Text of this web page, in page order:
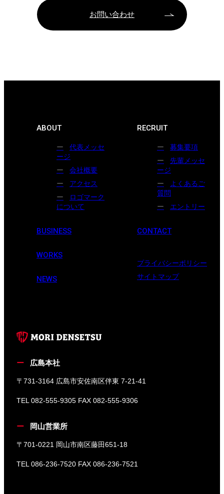
お問い合わせ
ABOUT
代表メッセ
ージ
会社概要
アクセス
ロゴマーク
について
BUSINESS
WORKS
NEWS
RECRUIT
募集要項
先輩メッセ
ージ
よくあるご
質問
エントリー
CONTACT
プライバシーポリシー
サイトマップ
広島本社
〒731-3164 広島市安佐南区伴東 7-21-41
TEL 082-555-9305 FAX 082-555-9306
岡山営業所
〒701-0221 岡山市南区藤田651-18
TEL 086-236-7520 FAX 086-236-7521